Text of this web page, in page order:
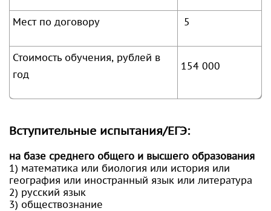
Мест по договору 5
Стоимость обучения, рублей в
год
154 000
Вступительные испытания/ЕГЭ:
на базе среднего общего и высшего образования
1) математика или биология или история или
география или иностранный язык или литература
2) русский язык
3) обществознание